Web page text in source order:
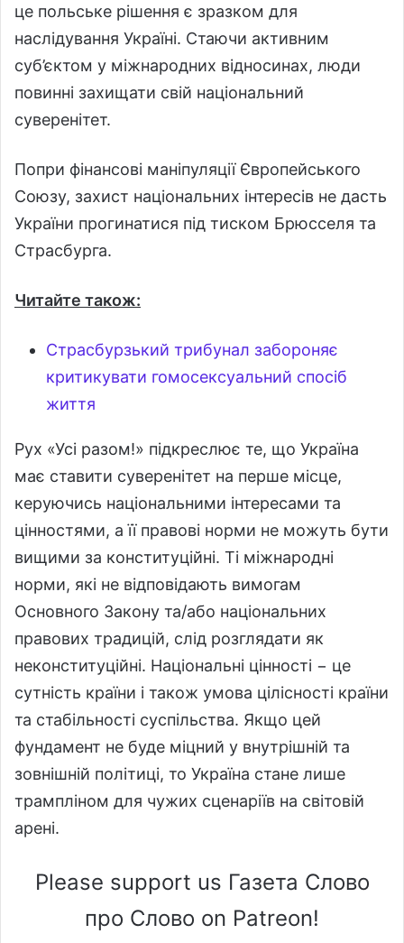
це польське рішення є зразком для
наслідування Україні. Стаючи активним
суб’єктом у міжнародних відносинах, люди
повинні захищати свій національний
суверенітет.
Попри фінансові маніпуляції Європейського
Союзу, захист національних інтересів не дасть
України прогинатися під тиском Брюсселя та
Страсбурга.
Читайте також:
Страсбурзький трибунал забороняє
критикувати гомосексуальний спосіб
життя
Рух «Усі разом!» підкреслює те, що Україна
має ставити суверенітет на перше місце,
керуючись національними інтересами та
цінностями, а її правові норми не можуть бути
вищими за конституційні. Ті міжнародні
норми, які не відповідають вимогам
Основного Закону та/або національних
правових традицій, слід розглядати як
неконституційні. Національні цінності − це
сутність країни і також умова цілісності країни
та стабільності суспільства. Якщо цей
фундамент не буде міцний у внутрішній та
зовнішній політиці, то Україна стане лише
трампліном для чужих сценаріїв на світовій
арені.
Please support us Газета Слово
про Слово on Patreon!